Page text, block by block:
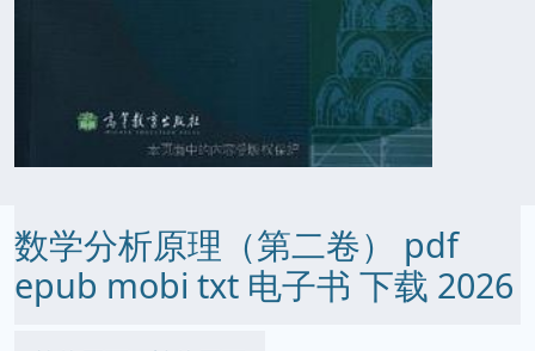
数学分析原理（第二卷） pdf
epub mobi txt 电子书 下载 2026